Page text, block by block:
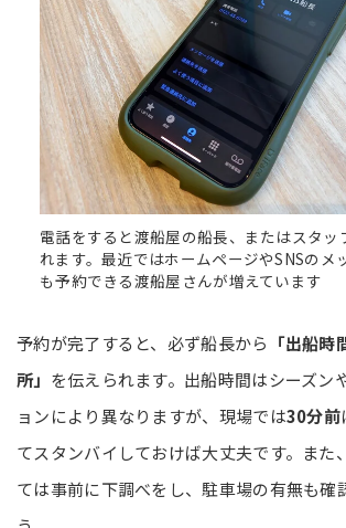
電話をすると渡船屋の船長、またはスタッ
れます。最近ではホームページやSNSのメ
も予約できる渡船屋さんが増えています
予約が完了すると、必ず船長から 「出船
所」 を伝えられます。出船時間はシーズン
ョンにより異なりますが、現場では30分前
てスタンバイしておけば大丈夫です。また
ては事前に下調べをし、駐車場の有無も確